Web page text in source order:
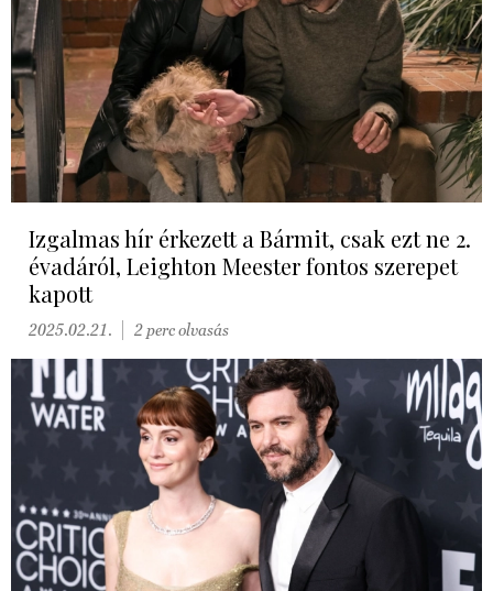
Izgalmas hír érkezett a Bármit, csak ezt ne 2.
évadáról, Leighton Meester fontos szerepet
kapott
2025.02.21. 2 perc olvasás